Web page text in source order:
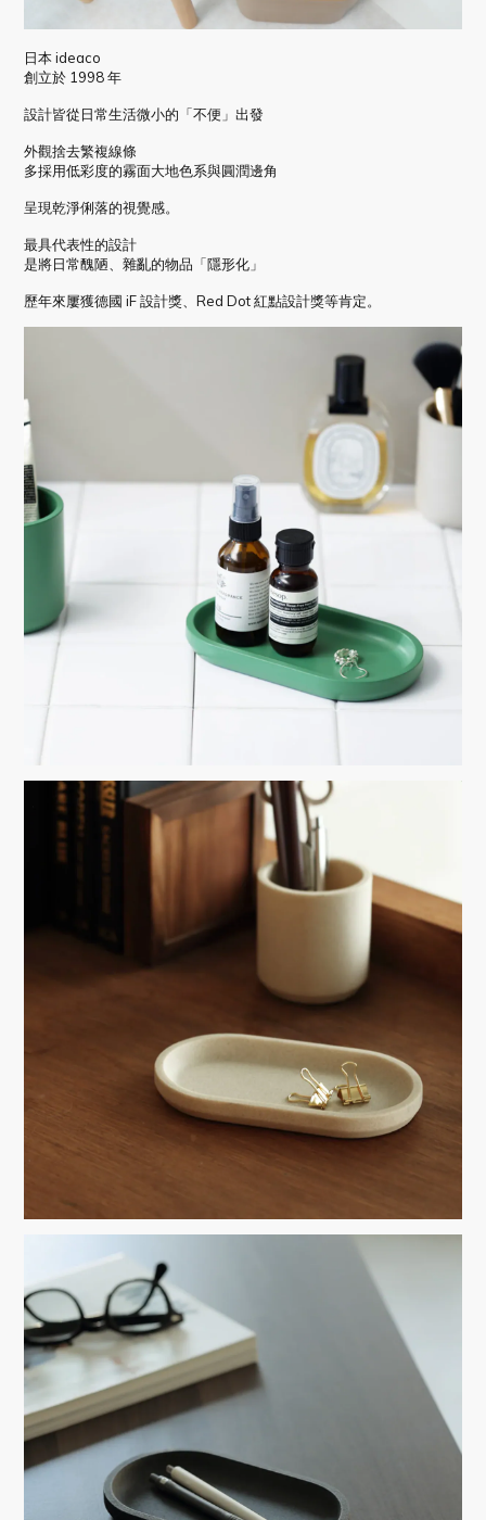
日本 ideaco
創立於 1998 年
設計皆從日常生活微小的「不便」出發
外觀捨去繁複線條
多採用低彩度的霧面大地色系與圓潤邊角
呈現乾淨俐落的視覺感。
最具代表性的設計
是將日常醜陋、雜亂的物品「隱形化」
歷年來屢獲德國 iF設計獎、 Red Dot紅點設計獎等肯定。